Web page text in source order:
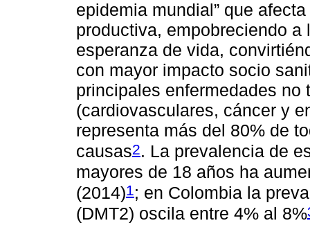
epidemia mundial” que
productiva, empobreciendo
esperanza de vida,
con mayor impacto socio
principales enfermedades no
(cardiovasculares, cáncer y
representa más del 80% de
causas2. La prevalencia de
mayores de 18 años ha
(2014)1; en Colombia la
(DMT2) oscila entre 4% al 8%